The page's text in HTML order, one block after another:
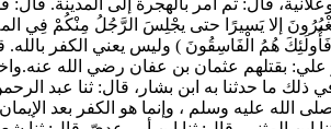
هُمُ الْفَاسِقُونَ ) وليس يعني الكفر بالله.
علي: بقتلهم عثمان بن عفان رضي الله
عن حُذيفة في ذلك ما حدثنا به ابن بشار،
الله عليه وسلم ، وإنما هو الكفر بعد